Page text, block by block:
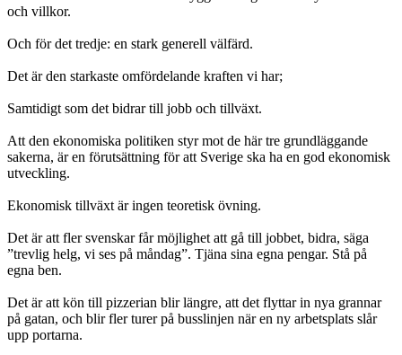
och villkor.
Och för det tredje: en stark generell välfärd.
Det är den starkaste omfördelande kraften vi har;
Samtidigt som det bidrar till jobb och tillväxt.
Att den ekonomiska politiken styr mot de här tre grundläggande
sakerna, är en förutsättning för att Sverige ska ha en god ekonomisk
utveckling.
Ekonomisk tillväxt är ingen teoretisk övning.
Det är att fler svenskar får möjlighet att gå till jobbet, bidra, säga
”trevlig helg, vi ses på måndag”. Tjäna sina egna pengar. Stå på
egna ben.
Det är att kön till pizzerian blir längre, att det flyttar in nya grannar
på gatan, och blir fler turer på busslinjen när en ny arbetsplats slår
upp portarna.